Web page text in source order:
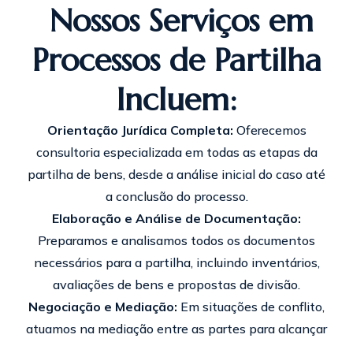
Nossos Serviços em
Processos de Partilha
Incluem:
Orientação Jurídica Completa: Oferecemos
consultoria especializada em todas as etapas da
partilha de bens, desde a análise inicial do caso até
a conclusão do processo.
Elaboração e Análise de Documentação:
Preparamos e analisamos todos os documentos
necessários para a partilha, incluindo inventários,
avaliações de bens e propostas de divisão.
Negociação e Mediação: Em situações de conflito,
atuamos na mediação entre as partes para alcançar